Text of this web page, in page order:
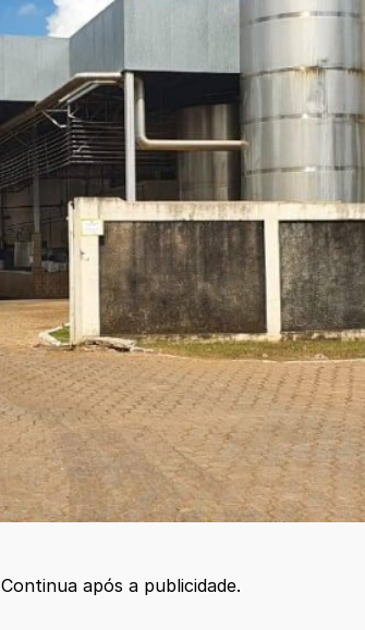
Continua após a publicidade.